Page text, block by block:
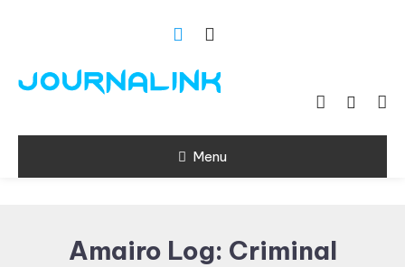
Journalink Menu
Amairo Log: Criminal